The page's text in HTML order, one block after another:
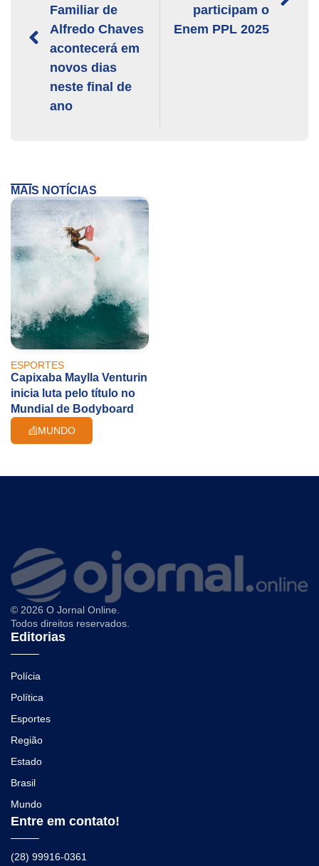
Familiar de
Alfredo Chaves
acontecerá em
novos dias
neste final de
ano
participam o
Enem PPL 2025
MAIS NOTÍCIAS
ESPORTES
Capixaba Maylla Venturin
inicia luta pelo título no
Mundial de Bodyboard
MUNDO
© 2026 O Jornal Online.
Todos direitos reservados.
Editorias
Polícia
Política
Esportes
Região
Estado
Brasil
Mundo
Entre em contato!
(28) 99916-0361